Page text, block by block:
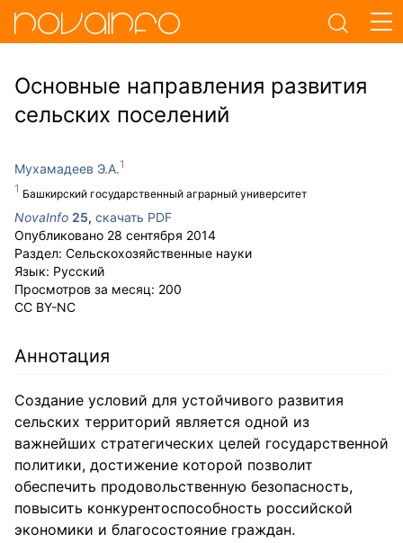
Основные направления развития
сельских поселений
Мухамадеев Э.А.
Башкирский государственный аграрный университет
NovaInfo 25, скачать PDF
Опубликовано 28 сентября 2014
Раздел: Сельскохозяйственные науки
Язык: Русский
Просмотров за месяц: 200
CC BY-NC
Аннотация
Создание условий для устойчивого развития
сельских территорий является одной из
важнейших стратегических целей государственной
политики, достижение которой позволит
обеспечить продовольственную безопасность,
повысить конкурентоспособность российской
экономики и благосостояние граждан.